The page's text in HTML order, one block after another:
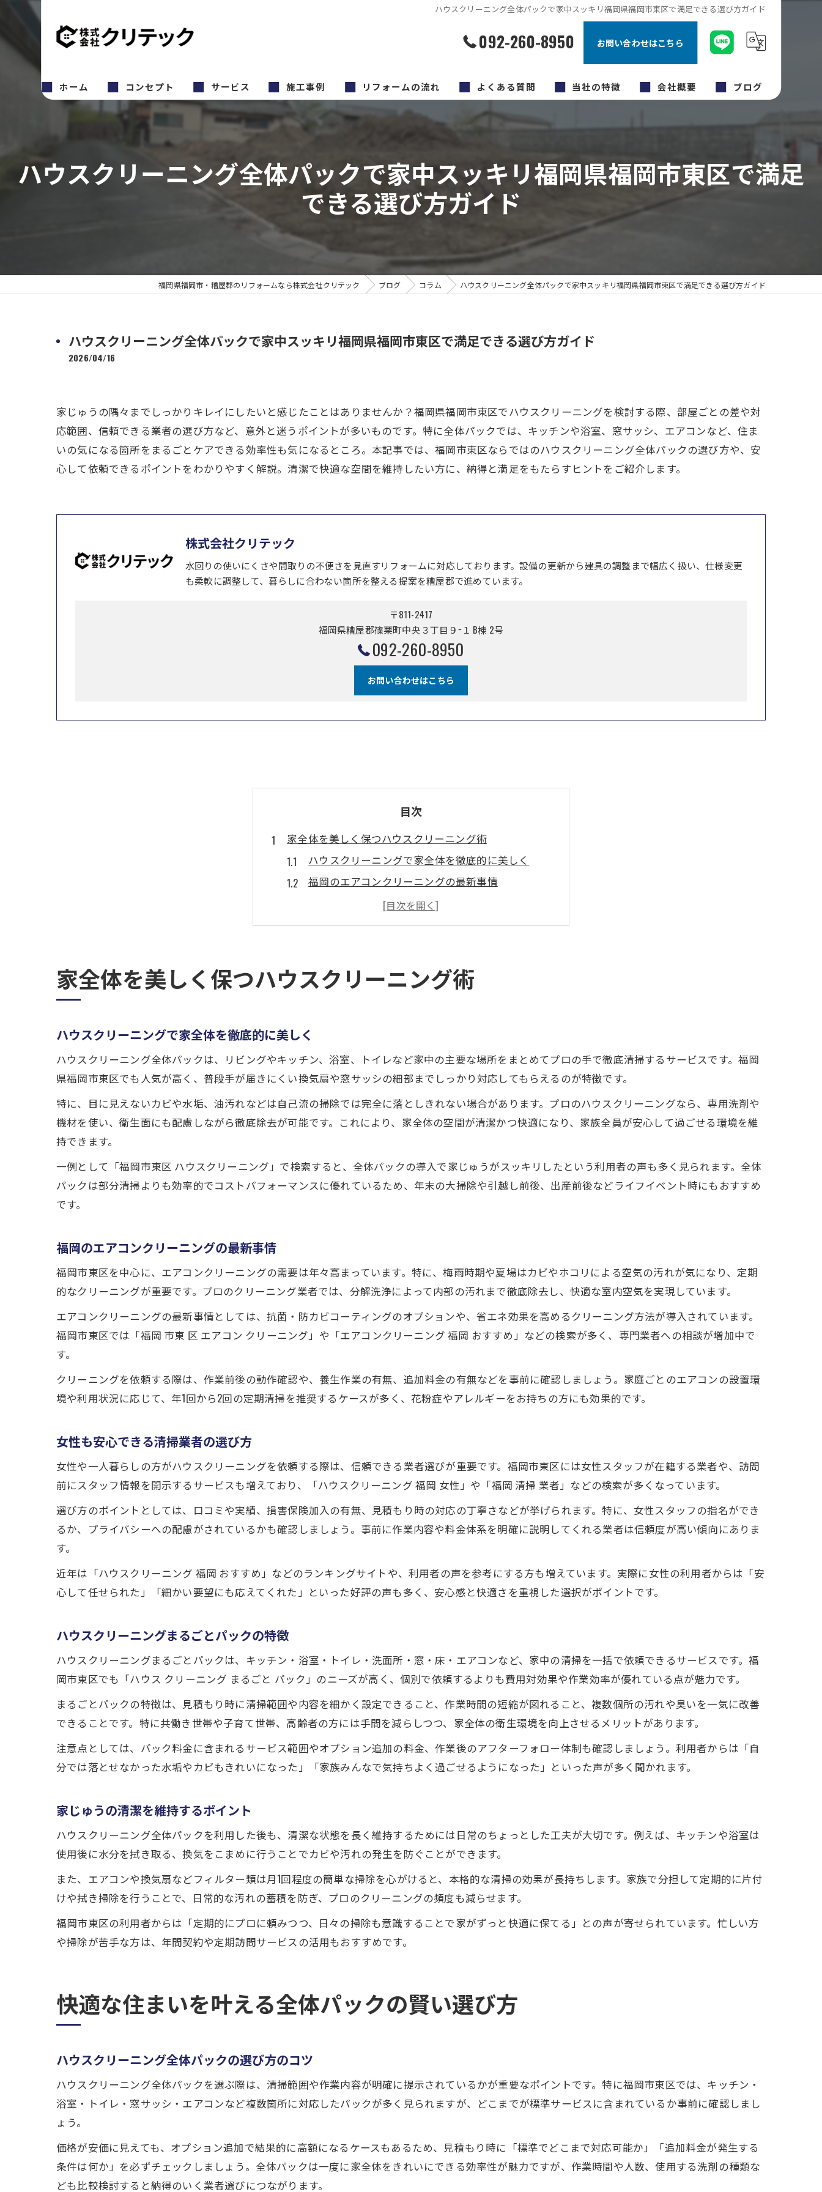
ハウスクリーニング全体パックで家中スッキリ福岡県福岡市東区で満足できる選び方ガイド
092-260-8950 お問い合わせはこちら
ホーム コンセプト サービス 施工事例 リフォームの流れ よくある質問 当社の特徴
キッチン
原状回復工事
福岡市のリフォーム
会社概要 ブログ
コラム
ハウスクリーニング全体パックで家中スッキリ福岡県福岡市東区で満足
できる選び方ガイド
福岡県福岡市・糟屋郡のリフォームなら株式会社クリテック ブログ コラム ハウスクリーニング全体パックで家中スッキリ福岡県福岡市東区で満足できる選び方ガイド
ハウスクリーニング全体パックで家中スッキリ福岡県福岡市東区で満足できる選び方ガイド
2026/04/16
家じゅうの隅々までしっかりキレイにしたいと感じたことはありませんか？福岡県福岡市東区でハウスクリーニングを検討する際、部屋ごとの差や対
応範囲、信頼できる業者の選び方など、意外と迷うポイントが多いものです。特に全体パックでは、キッチンや浴室、窓サッシ、エアコンなど、住ま
いの気になる箇所をまるごとケアできる効率性も気になるところ。本記事では、福岡市東区ならではのハウスクリーニング全体パックの選び方や、安
心して依頼できるポイントをわかりやすく解説。清潔で快適な空間を維持したい方に、納得と満足をもたらすヒントをご紹介します。
株式会社クリテック
水回りの使いにくさや間取りの不便さを見直すリフォームに対応しております。設備の更新から建具の調整まで幅広く扱い、仕様変更
も柔軟に調整して、暮らしに合わない箇所を整える提案を糟屋郡で進めています。
〒811-2417
福岡県糟屋郡篠栗町中央３丁目９−１ B棟 2号
092-260-8950
お問い合わせはこちら
目次
家全体を美しく保つハウスクリーニング術
ハウスクリーニングで家全体を徹底的に美しく
福岡のエアコンクリーニングの最新事情
女性も安心できる清掃業者の選び方
ハウスクリーニングまるごとパックの特徴
快適な住まいを叶える全体パックの賢い選び方
ハウスクリーニング全体パックの選び方のコツ
エアコンクリーニングで快適な室内環境を実現
まるごとパックが持つコスパと満足度の魅力
清掃業者比較で重視すべきサービス内容
ハウスクリーニングで叶う福岡市東区の清潔生活
ハウスクリーニングで清潔な日常を手に入れる方法
エアコンクリーニングを含めた全体清掃のポイント
女性スタッフ対応のハウスクリーニングの魅力
エアコンから水回りまでまとめて清掃のメリット
まるごとパック利用時の注意点と満足度向上法
女性目線で選ぶ清掃業者のポイント
福岡市東区で家全体を清潔に保つコツ
女性スタッフ在籍のハウスクリーニング業者活用術
ハウスクリーニングで叶う快適な住環境づくり
エアコンクリーニングも含む全体パックの魅力
福岡の安心ハウスクリーニングをお探しの方へ
ハウスクリーニングで家中スッキリ快適生活を実現
全体パックが選ばれる理由とその利点
女性も納得のハウスクリーニングサービス
福岡市東区で評判の良い清掃業者の見極め方
家全体を美しく保つハウスクリーニング術
ハウスクリーニングで家全体を徹底的に美しく
ハウスクリーニング全体パックは、リビングやキッチン、浴室、トイレなど家中の主要な場所をまとめてプロの手で徹底清掃するサービスです。福岡
県福岡市東区でも人気が高く、普段手が届きにくい換気扇や窓サッシの細部までしっかり対応してもらえるのが特徴です。
特に、目に見えないカビや水垢、油汚れなどは自己流の掃除では完全に落としきれない場合があります。プロのハウスクリーニングなら、専用洗剤や
機材を使い、衛生面にも配慮しながら徹底除去が可能です。これにより、家全体の空間が清潔かつ快適になり、家族全員が安心して過ごせる環境を維
持できます。
一例として「福岡市東区 ハウスクリーニング」で検索すると、全体パックの導入で家じゅうがスッキリしたという利用者の声も多く見られます。全体
パックは部分清掃よりも効率的でコストパフォーマンスに優れているため、年末の大掃除や引越し前後、出産前後などライフイベント時にもおすすめ
です。
福岡のエアコンクリーニングの最新事情
福岡市東区を中心に、エアコンクリーニングの需要は年々高まっています。特に、梅雨時期や夏場はカビやホコリによる空気の汚れが気になり、定期
的なクリーニングが重要です。プロのクリーニング業者では、分解洗浄によって内部の汚れまで徹底除去し、快適な室内空気を実現しています。
エアコンクリーニングの最新事情としては、抗菌・防カビコーティングのオプションや、省エネ効果を高めるクリーニング方法が導入されています。
福岡市東区では「福岡 市東 区 エアコン クリーニング」や「エアコンクリーニング 福岡 おすすめ」などの検索が多く、専門業者への相談が増加中で
す。
クリーニングを依頼する際は、作業前後の動作確認や、養生作業の有無、追加料金の有無などを事前に確認しましょう。家庭ごとのエアコンの設置環
境や利用状況に応じて、年1回から2回の定期清掃を推奨するケースが多く、花粉症やアレルギーをお持ちの方にも効果的です。
女性も安心できる清掃業者の選び方
女性や一人暮らしの方がハウスクリーニングを依頼する際は、信頼できる業者選びが重要です。福岡市東区には女性スタッフが在籍する業者や、訪問
前にスタッフ情報を開示するサービスも増えており、「ハウスクリーニング 福岡 女性」や「福岡 清掃 業者」などの検索が多くなっています。
選び方のポイントとしては、口コミや実績、損害保険加入の有無、見積もり時の対応の丁寧さなどが挙げられます。特に、女性スタッフの指名ができ
るか、プライバシーへの配慮がされているかも確認しましょう。事前に作業内容や料金体系を明確に説明してくれる業者は信頼度が高い傾向にありま
す。
近年は「ハウスクリーニング 福岡 おすすめ」などのランキングサイトや、利用者の声を参考にする方も増えています。実際に女性の利用者からは「安
心して任せられた」「細かい要望にも応えてくれた」といった好評の声も多く、安心感と快適さを重視した選択がポイントです。
ハウスクリーニングまるごとパックの特徴
ハウスクリーニングまるごとパックは、キッチン・浴室・トイレ・洗面所・窓・床・エアコンなど、家中の清掃を一括で依頼できるサービスです。福
岡市東区でも「ハウス クリーニング まるごと パック」のニーズが高く、個別で依頼するよりも費用対効果や作業効率が優れている点が魅力です。
まるごとパックの特徴は、見積もり時に清掃範囲や内容を細かく設定できること、作業時間の短縮が図れること、複数個所の汚れや臭いを一気に改善
できることです。特に共働き世帯や子育て世帯、高齢者の方には手間を減らしつつ、家全体の衛生環境を向上させるメリットがあります。
注意点としては、パック料金に含まれるサービス範囲やオプション追加の料金、作業後のアフターフォロー体制も確認しましょう。利用者からは「自
分では落とせなかった水垢やカビもきれいになった」「家族みんなで気持ちよく過ごせるようになった」といった声が多く聞かれます。
家じゅうの清潔を維持するポイント
ハウスクリーニング全体パックを利用した後も、清潔な状態を長く維持するためには日常のちょっとした工夫が大切です。例えば、キッチンや浴室は
使用後に水分を拭き取る、換気をこまめに行うことでカビや汚れの発生を防ぐことができます。
また、エアコンや換気扇などフィルター類は月1回程度の簡単な掃除を心がけると、本格的な清掃の効果が長持ちします。家族で分担して定期的に片付
けや拭き掃除を行うことで、日常的な汚れの蓄積を防ぎ、プロのクリーニングの頻度も減らせます。
福岡市東区の利用者からは「定期的にプロに頼みつつ、日々の掃除も意識することで家がずっと快適に保てる」との声が寄せられています。忙しい方
や掃除が苦手な方は、年間契約や定期訪問サービスの活用もおすすめです。
快適な住まいを叶える全体パックの賢い選び方
ハウスクリーニング全体パックの選び方のコツ
ハウスクリーニング全体パックを選ぶ際は、清掃範囲や作業内容が明確に提示されているかが重要なポイントです。特に福岡市東区では、キッチン・
浴室・トイレ・窓サッシ・エアコンなど複数箇所に対応したパックが多く見られますが、どこまでが標準サービスに含まれているか事前に確認しまし
ょう。
価格が安価に見えても、オプション追加で結果的に高額になるケースもあるため、見積もり時に「標準でどこまで対応可能か」「追加料金が発生する
条件は何か」を必ずチェックしましょう。全体パックは一度に家全体をきれいにできる効率性が魅力ですが、作業時間や人数、使用する洗剤の種類な
ども比較検討すると納得のいく業者選びにつながります。
お問い合わせはこちら
お問い合わせはこちら